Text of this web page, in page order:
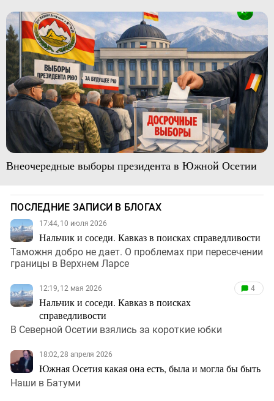
Внеочередные выборы президента в Южной Осетии
ПОСЛЕДНИЕ ЗАПИСИ В БЛОГАХ
17:44, 10 июля 2026
Нальчик и соседи. Кавказ в поисках справедливости
Таможня добро не дает. О проблемах при пересечении
границы в Верхнем Ларсе
12:19, 12 мая 2026
Нальчик и соседи. Кавказ в поисках
справедливости
4
В Северной Осетии взялись за короткие юбки
18:02, 28 апреля 2026
Южная Осетия какая она есть, была и могла бы быть
Наши в Батуми